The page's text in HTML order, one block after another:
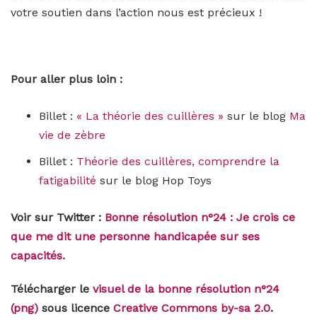
votre soutien dans l’action nous est précieux !
Pour aller plus loin :
Billet : « La théorie des cuillères » sur le blog Ma
vie de zèbre
Billet : Théorie des cuillères, comprendre la
fatigabilité sur le blog Hop Toys
Voir sur Twitter : Bonne résolution n°24 : Je crois ce
que me dit une personne handicapée sur ses
capacités.
Télécharger le visuel de la bonne résolution n°24
(png) sous licence Creative Commons by-sa 2.0.